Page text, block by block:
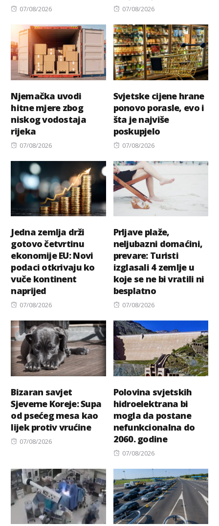
Posted
07/08/2026
Posted
07/08/2026
Njemačka uvodi
hitne mjere zbog
niskog vodostaja
rijeka
Posted
07/08/2026
Svjetske cijene hrane
ponovo porasle, evo i
šta je najviše
poskupjelo
Posted
07/08/2026
Jedna zemlja drži
gotovo četvrtinu
ekonomije EU: Novi
podaci otkrivaju ko
vuče kontinent
naprijed
Posted
07/08/2026
Prljave plaže,
neljubazni domaćini,
prevare: Turisti
izglasali 4 zemlje u
koje se ne bi vratili ni
besplatno
Posted
07/08/2026
Bizaran savjet
Sjeverne Koreje: Supa
od psećeg mesa kao
lijek protiv vrućine
Posted
07/08/2026
Polovina svjetskih
hidroelektrana bi
mogla da postane
nefunkcionalna do
2060. godine
Posted
07/08/2026